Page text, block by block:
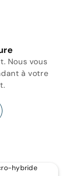
Nous vous
à votre